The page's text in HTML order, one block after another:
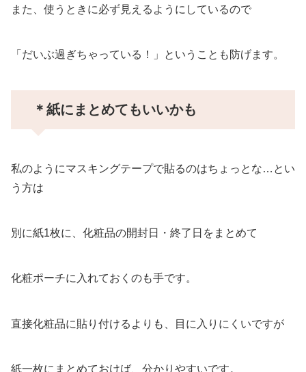
また、使うときに必ず見えるようにしているので
「だいぶ過ぎちゃっている！」ということも防げます。
＊紙にまとめてもいいかも
私のようにマスキングテープで貼るのはちょっとな…とい
う方は
別に紙1枚に、化粧品の開封日・終了日をまとめて
化粧ポーチに入れておくのも手です。
直接化粧品に貼り付けるよりも、目に入りにくいですが
紙一枚にまとめておけば、分かりやすいです。